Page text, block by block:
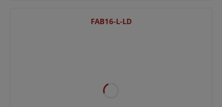
FAB16-L-LD